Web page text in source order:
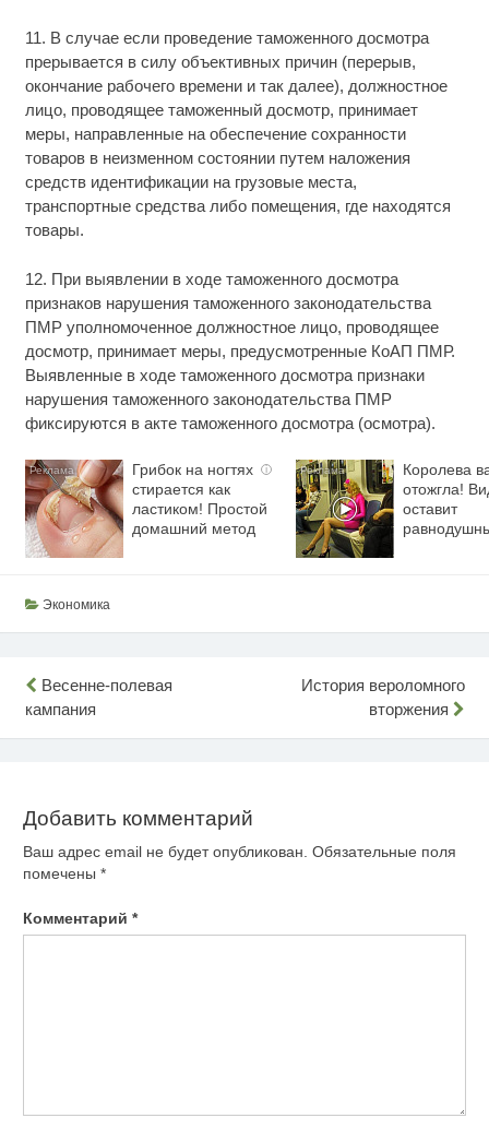
11. В случае если проведение таможенного досмотра
прерывается в силу объективных причин (перерыв,
окончание рабочего времени и так далее), должностное
лицо, проводящее таможенный досмотр, принимает
меры, направленные на обеспечение сохранности
товаров в неизменном состоянии путем наложения
средств идентификации на грузовые места,
транспортные средства либо помещения, где находятся
товары.
12. При выявлении в ходе таможенного досмотра
признаков нарушения таможенного законодательства
ПМР уполномоченное должностное лицо, проводящее
досмотр, принимает меры, предусмотренные КоАП ПМР.
Выявленные в ходе таможенного досмотра признаки
нарушения таможенного законодательства ПМР
фиксируются в акте таможенного досмотра (осмотра).
i
Грибок на ногтях
стирается как
ластиком! Простой
домашний метод
Королева
отожгла!
оставит
Экономика
Навигация
по
Весенне-полевая
кампания
История вероломного
вторжения
Добавить комментарий
Ваш адрес email не будет опубликован. Обязательные поля
помечены *
Комментарий *